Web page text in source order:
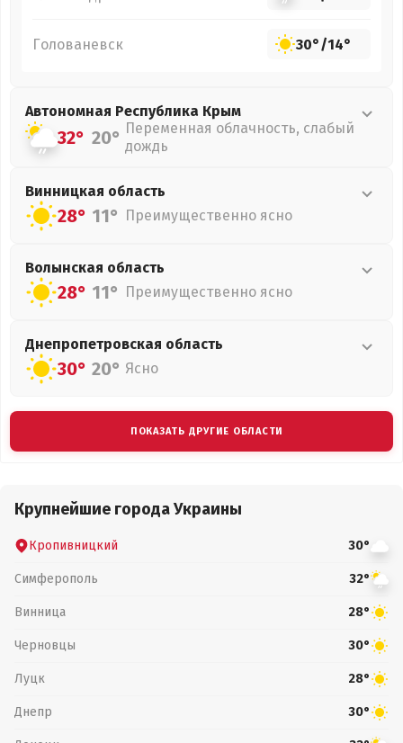
Голованевск 30°/14°
Автономная Республика Крым
32° 20° Переменная облачность, слабый
дождь
Винницкая область
28° 11° Преимущественно ясно
Волынская область
28° 11° Преимущественно ясно
Днепропетровская область
30° 20° Ясно
ПОКАЗАТЬ ДРУГИЕ ОБЛАСТИ
Крупнейшие города Украины
Кропивницкий 30°
Симферополь 32°
Винница 28°
Черновцы 30°
Луцк 28°
Днепр 30°